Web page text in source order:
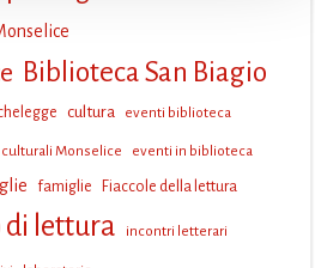
Biblioteca San Biagio
cultura eventi biblioteca
Monselice eventi in biblioteca
famiglie Fiaccole della lettura
di lettura incontri letterari